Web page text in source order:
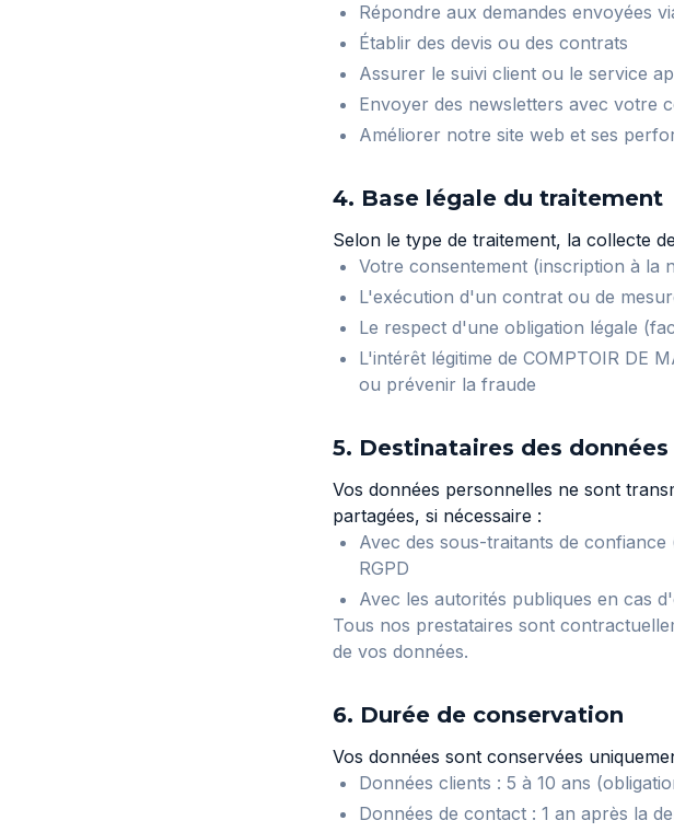
Répondre aux demandes envoyées
Établir des devis ou des contrats
Assurer le suivi client ou le service
Envoyer des newsletters avec votre
Améliorer notre site web et ses
4. Base légale du traitement
Selon le type de traitement, la collecte
Votre consentement (inscription à la
L'exécution d'un contrat ou de
Le respect d'une obligation légale
L'intérêt légitime de COMPTOIR DE
ou prévenir la fraude
5. Destinataires des données
Vos données personnelles ne sont
partagées, si nécessaire :
Avec des sous-traitants de
RGPD
Avec les autorités publiques en cas
Tous nos prestataires sont
de vos données.
6. Durée de conservation
Vos données sont conservées
Données clients : 5 à 10 ans
Données de contact : 1 an après la